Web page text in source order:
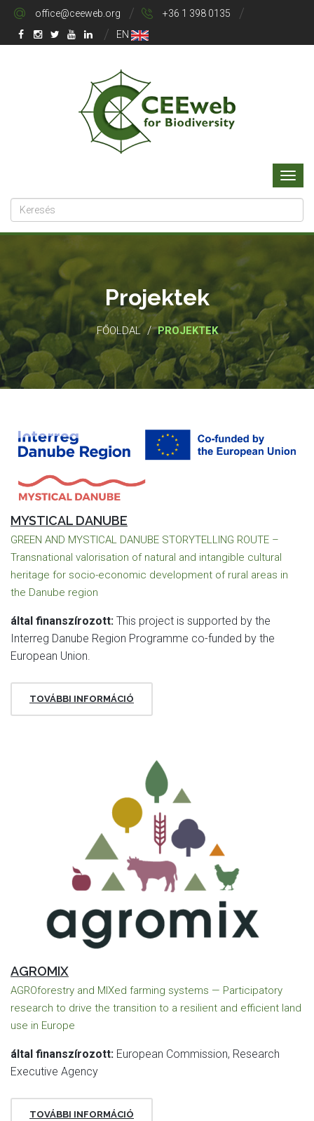
office@ceeweb.org
+36 1 398 0135
EN
Projektek
FŐOLDAL / PROJEKTEK
MYSTICAL DANUBE
GREEN AND MYSTICAL DANUBE STORYTELLING ROUTE –
Transnational valorisation of natural and intangible cultural
heritage for socio-economic development of rural areas in
the Danube region
által finanszírozott: This project is supported by the
Interreg Danube Region Programme co-funded by the
European Union.
TOVÁBBI INFORMÁCIÓ
AGROMIX
AGROforestry and MIXed farming systems — Participatory
research to drive the transition to a resilient and efficient land
use in Europe
által finanszírozott: European Commission, Research
Executive Agency
TOVÁBBI INFORMÁCIÓ